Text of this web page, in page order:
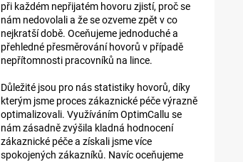
při každém nepřijatém hovoru zjistí, proč se
nám nedovolali a že se ozveme zpět v co
nejkratší době. Oceňujeme jednoduché a
přehledné přesměrování hovorů v případě
nepřítomnosti pracovníků na lince.
Důležité jsou pro nás statistiky hovorů, díky
kterým jsme proces zákaznické péče výrazně
optimalizovali. Využíváním OptimCallu se
nám zásadně zvýšila kladná hodnocení
zákaznické péče a získali jsme více
spokojených zákazníků. Navíc oceňujeme